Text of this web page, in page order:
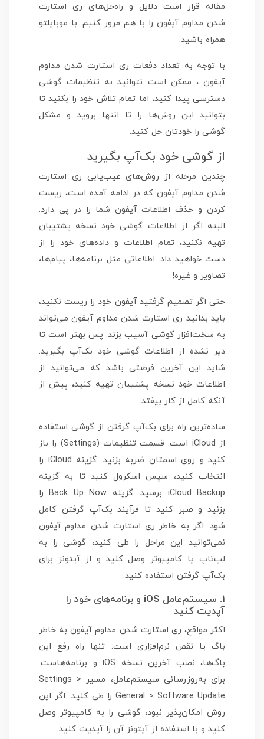
مقاله قرار است دلایل و راه‌حل‌های ری استارت
شدن مداوم آیفون را با هم مرور کنیم. با موبایلتو
همراه باشید.
با توجه به تعداد دفعات ری استارت شدن مداوم
آیفون ، ممکن است نتوانید به تنظیمات گوشی
دسترسی پیدا کنید، اما تمام تلاش خود را بکنید تا
بتوانید این روش‌ها را تا انتها بروید و مشکل
گوشی را خودتان حل کنید.
از گوشی خود بک‌آپ بگیرید
چندین مرحله از روش‌های عیب‌یابی ری استارت
شدن مداوم آیفون که در ادامه آمده است، ریست
کردن و حذف اطلاعات آیفون شما را در پی دارد.
البته اگر از اطلاعات گوشی خود نسخه پشتیبان
تهیه نکنید، تمام اطلاعات و داده‌های خود را از
دست خواهید داد. اطلاعاتی مثل برنامه‌ها، پیام‌ها،
تصاویر و غیره!
حتی اگر تصمیم گرفتید آیفون خود را ریست نکنید،
باید بدانید ری استارت شدن مداوم آیفون می‌تواند
به سخت‌افزار گوشی آسیب بزند. پس بهتر است تا
دیر نشده از اطلاعات گوشی خود بک‌آپ بگیرید.
شاید این آخرین فرصتی باشد که می‌توانید از
اطلاعات خود نسخه پشتیبان تهیه کنید، پیش از
آنکه کامل از کار بیفتد.
ساده‌ترین راه برای بک‌آپ گرفتن از گوشی استفاده
از iCloud است. قسمت تنظیمات (Settings) را باز
کنید و روی اسمتان ضربه بزنید. گزینه iCloud را
انتخاب کنید، سپس اسکرول کنید تا به گزینه
iCloud Backup برسید. گزینه Back Up Now را
بزنید و صبر کنید تا فرآیند بک‌آپ گرفتن کامل
شود. اگر به خاطر ری استارت شدن مداوم آیفون
نمی‌توانید این مراحل را طی کنید، گوشی را به
لپ‌تاپ یا کامپیوتر وصل کنید و از آیتونز برای
بک‌آپ گرفتن استفاده کنید.
۱. سیستم‌عامل iOS و برنامه‌های خود را
آپدیت کنید
اکثر مواقع، ری استارت شدن مداوم آیفون به خاطر
باگ یا نقص نرم‌افزاری است. تنها راه رفع این
باگ‌ها، نصب آخرین نسخه iOS و برنامه‌هاست.
برای به‌روزرسانی سیستم‌عامل، مسیر Settings >
General > Software Update را طی کنید. اگر این
روش امکان‌پذیر نبود، گوشی را به کامپیوتر وصل
کنید و با استفاده از آیتونز آن را آپدیت کنید.